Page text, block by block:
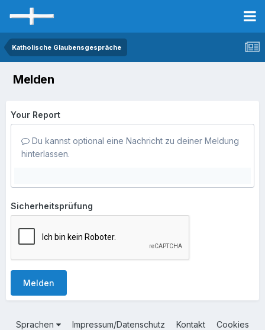
Katholische Glaubensgespräche
Melden
Your Report
Du kannst optional eine Nachricht zu deiner Meldung
hinterlassen.
Sicherheitsprüfung
Melden
Sprachen Impressum/Datenschutz Kontakt Cookies